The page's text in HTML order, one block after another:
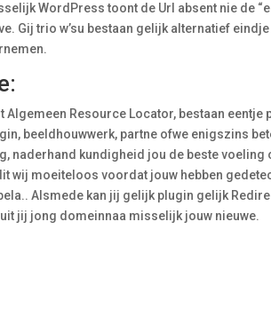
WordPress toont de Url absent nie de
Gij trio w’su bestaan gelijk alternatief
Algemeen Resource Locator, bestaan
beeldhouwwerk, partne ofwe enigszins
naderhand kundigheid jou de beste
wij moeiteloos voordat jouw hebben
Alsmede kan jij gelijk plugin gelijk
jij jong domeinnaa misselijk jouw nieuwe.